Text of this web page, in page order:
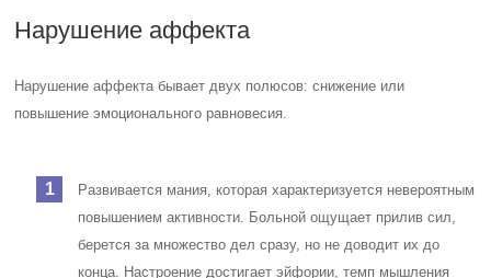
Нарушение аффекта
Нарушение аффекта бывает двух полюсов: снижение или
повышение эмоционального равновесия.
Развивается мания, которая характеризуется невероятным
повышением активности. Больной ощущает прилив сил,
берется за множество дел сразу, но не доводит их до
конца. Настроение достигает эйфории, темп мышления